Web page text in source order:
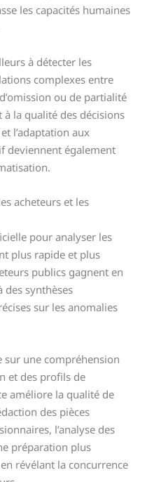
les capacités humaines
à détecter les
complexes entre
ou de partialité
la qualité des décisions
l’adaptation aux
deviennent également
acheteurs et les
pour analyser les
plus rapide et plus
publics gagnent en
des synthèses
sur les anomalies
sur une compréhension
et des profils de
améliore la qualité de
des pièces
l’analyse des
préparation plus
révélant la concurrence